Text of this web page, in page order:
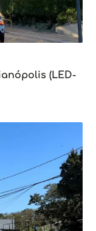
(LED-